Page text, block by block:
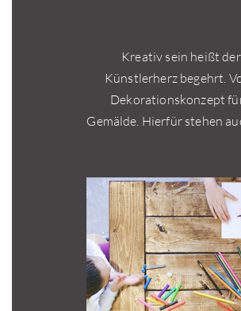
Kreativ sein heißt
Künstlerherz begehrt.
Dekorationskonzept
Gemälde. Hierfür stehen